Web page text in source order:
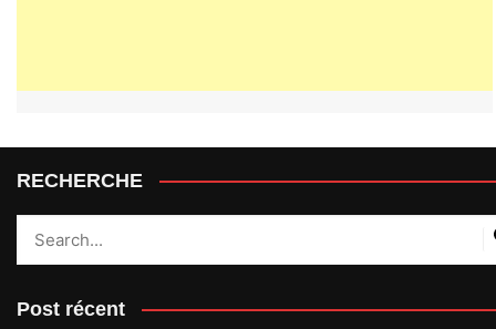
RECHERCHE
Post récent